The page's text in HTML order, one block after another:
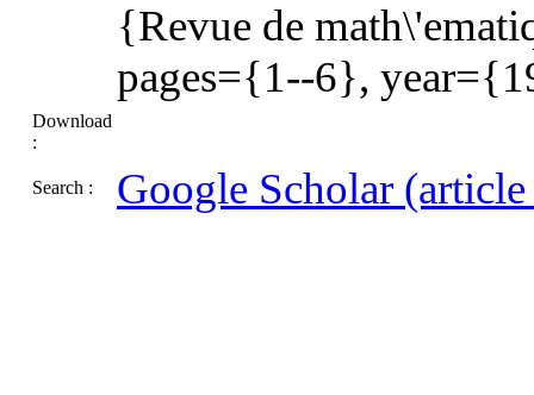
{Revue de
pages={1--6},
Download
:
Search : Google Scholar